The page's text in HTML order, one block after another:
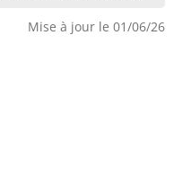
Mise à jour le 01/06/26